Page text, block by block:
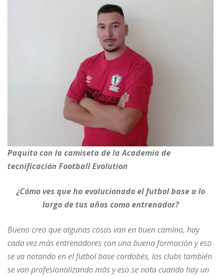
Paquito con la camiseta de la Academia de
tecnificación Football Evolution
¿Cómo ves que ha evolucionado el futbol base a lo
largo de tus años como entrenador?
Bueno creo que algunas cosas van en buen camino, hay
cada vez más entrenadores con una buena formación y eso
se va notando en el futbol base cordobés, los clubs también
se van profesionalizando más y eso se nota cuando hay un